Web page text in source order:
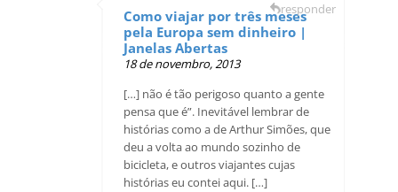
Como viajar por três meses
pela Europa sem dinheiro |
Janelas Abertas
18 de novembro, 2013
[…] não é tão perigoso quanto a gente
pensa que é”. Inevitável lembrar de
histórias como a de Arthur Simões, que
deu a volta ao mundo sozinho de
bicicleta, e outros viajantes cujas
histórias eu contei aqui. […]
responder